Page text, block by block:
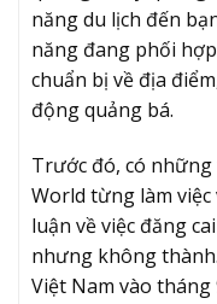
năng du lịch đến
năng đang phối
chuẩn bị về địa
động quảng bá.
Trước đó, có
World từng làm
luận về việc đăng
nhưng không
Việt Nam vào tháng